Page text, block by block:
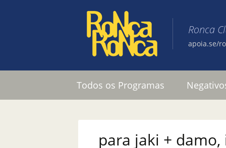
Ronca
apoia.se/
Todos os Programas
para jaki +